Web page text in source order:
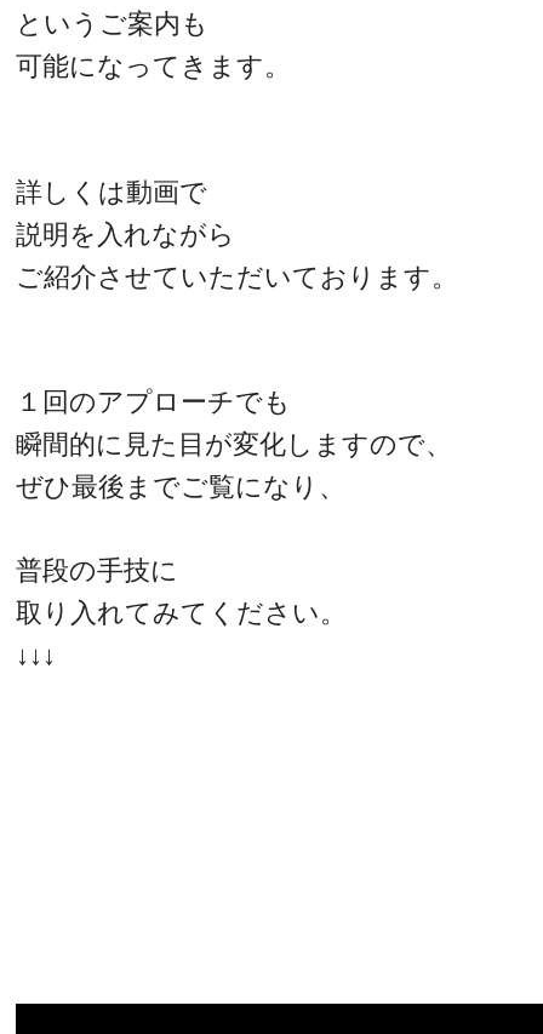
というご案内も
可能になってきます。
詳しくは動画で
説明を入れながら
ご紹介させていただいております。
１回のアプローチでも
瞬間的に見た目が変化しますので、
ぜひ最後までご覧になり、
普段の手技に
取り入れてみてください。
↓↓↓